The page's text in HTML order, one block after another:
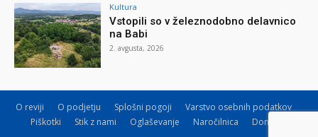
Kultura
Vstopili so v železnodobno delavnico
na Babi
2. avgusta, 2026
O reviji O podjetju Splošni pogoji
Varstvo osebnih podatkov
Piškotki
Stik z nami Oglaševanje Naročilnica Donacije